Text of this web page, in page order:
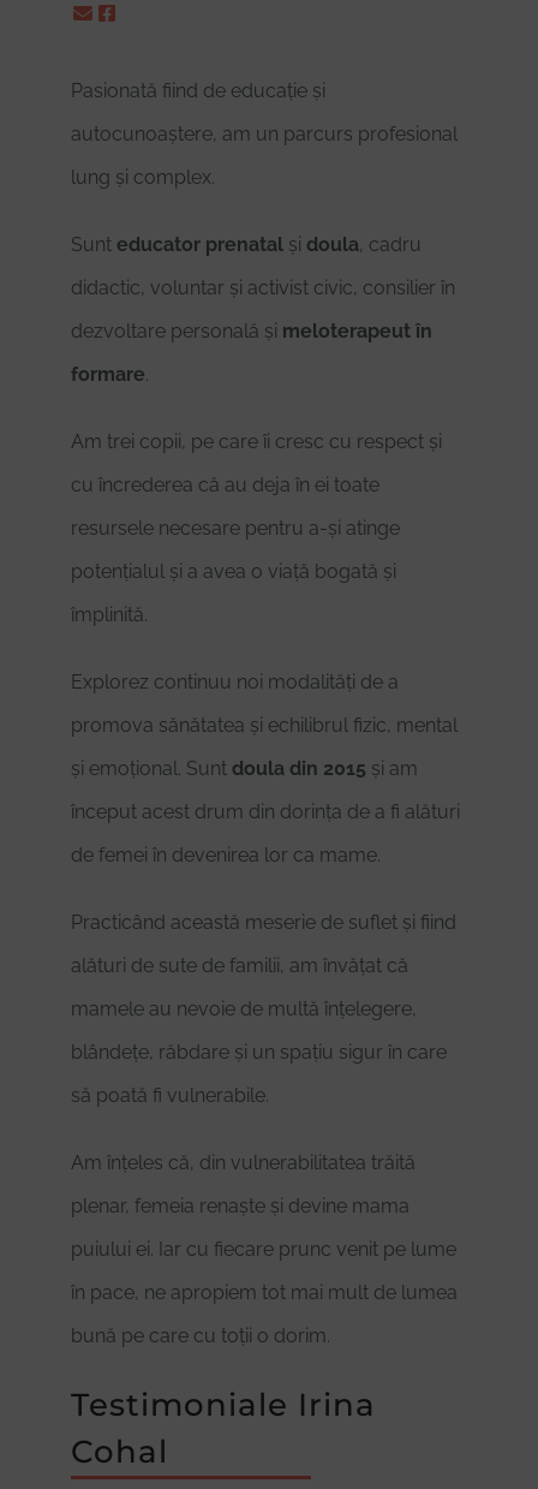
Pasionată fiind de educație și
autocunoaștere, am un parcurs profesional
lung și complex.
Sunteducator prenatal șidoula, cadru
didactic, voluntar și activist civic, consilier în
dezvoltare personală și meloterapeut în
formare.
Am trei copii, pe care îi cresc cu respect și
cu încrederea că au deja în ei toate
resursele necesare pentru a-și atinge
potențialul și a avea o viață bogată și
împlinită.
Explorez continuu noi modalități de a
promova sănătatea și echilibrul fizic, mental
și emoțional. Suntdoula din 2015 și am
început acest drum din dorința de a fi alături
de femei în devenirea lor ca mame.
Practicând această meserie de suflet și fiind
alături de sute de familii, am învățat că
mamele au nevoie de multă înțelegere,
blândețe, răbdare și un spațiu sigur în care
să poată fi vulnerabile.
Am înțeles că, din vulnerabilitatea trăită
plenar, femeia renaște și devine mama
puiului ei. Iar cu fiecare prunc venit pe lume
în pace, ne apropiem tot mai mult de lumea
bună pe care cu toții o dorim.
Testimoniale Irina
Cohal